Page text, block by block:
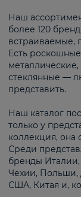
Наш
более 120
встраиваемые,
Есть
стеклянные —
представить.
Наш каталог
только у
коллекция, она
Среди
бренды
Чехии,
США, Китая и,